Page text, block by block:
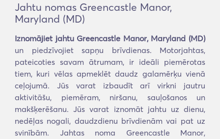
Jahtu nomas Greencastle Manor,
Maryland (MD)
Iznomājiet jahtu Greencastle Manor, Maryland (MD)
un piedzīvojiet sapņu brīvdienas. Motorjahtas,
pateicoties savam ātrumam, ir ideāli piemērotas
tiem, kuri vēlas apmeklēt daudz galamērķu vienā
ceļojumā. Jūs varat izbaudīt arī virkni jautru
aktivitāšu, piemēram, niršanu, sauļošanos un
makšķerēšanu. Jūs varat iznomāt jahtu uz dienu,
nedēļas nogali, daudzdienu brīvdienām vai pat uz
svinībām. Jahtas noma Greencastle Manor,